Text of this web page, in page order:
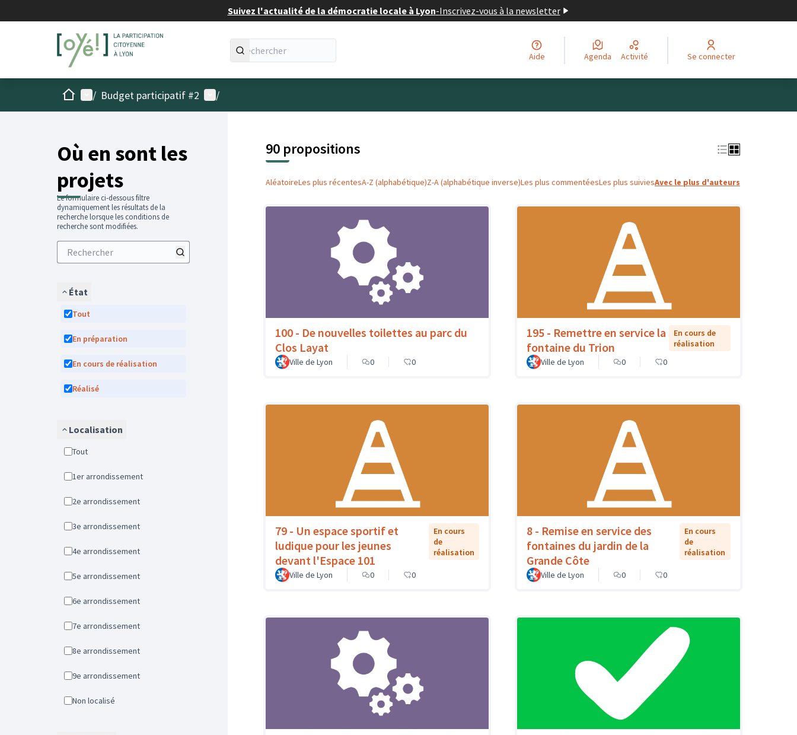
Suivez l'actualité de la démocratie locale à Lyon-Inscrivez-vous à la newsletter
Aide Agenda Activité Se connecter
AccueilMenu principal
/ Budget participatif #2 Menu utilisateur
/
Où en sont les
projets
Le formulaire ci-dessous filtre
dynamiquement les résultats de la
recherche lorsque les conditions de
recherche sont modifiées.
État
Tout
En préparation
En cours de réalisation
Réalisé
Localisation
Tout
1er arrondissement
2e arrondissement
3e arrondissement
4e arrondissement
5e arrondissement
6e arrondissement
7e arrondissement
8e arrondissement
9e arrondissement
Non localisé
90 propositions
AléatoireLes plus récentesA-Z (alphabétique)Z-A (alphabétique inverse)Les plus commentéesLes plus suiviesAvec le plus d'auteurs
100 - De nouvelles toilettes au parc du
Clos Layat
Ville de Lyon 0 0
195 - Remettre en service la
fontaine du Trion
En cours de
réalisation
Ville de Lyon
0 0
79 - Un espace sportif et
ludique pour les jeunes
devant l'Espace 101
En cours
de
réalisation
Ville de Lyon 0 0
8 - Remise en service des
fontaines du jardin de la
Grande Côte
En cours
de
réalisation
Ville de Lyon 0 0